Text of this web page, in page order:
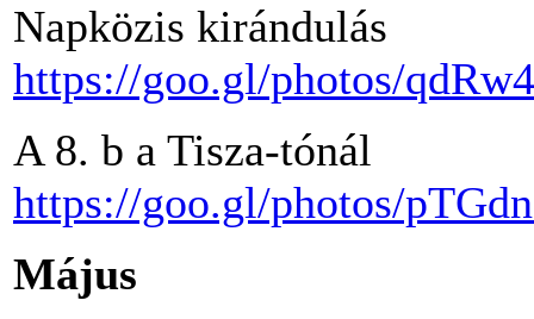
Napközis kirándulás
https://goo.gl/photos/
A 8. b a Tisza-tónál
https://goo.gl/photos/
Május